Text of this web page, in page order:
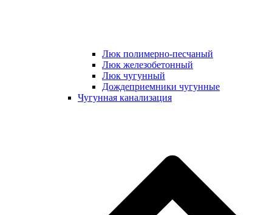
Люк полимерно-песчаный
Люк железобетонный
Люк чугунный
Дождеприемники чугунные
Чугунная канализация